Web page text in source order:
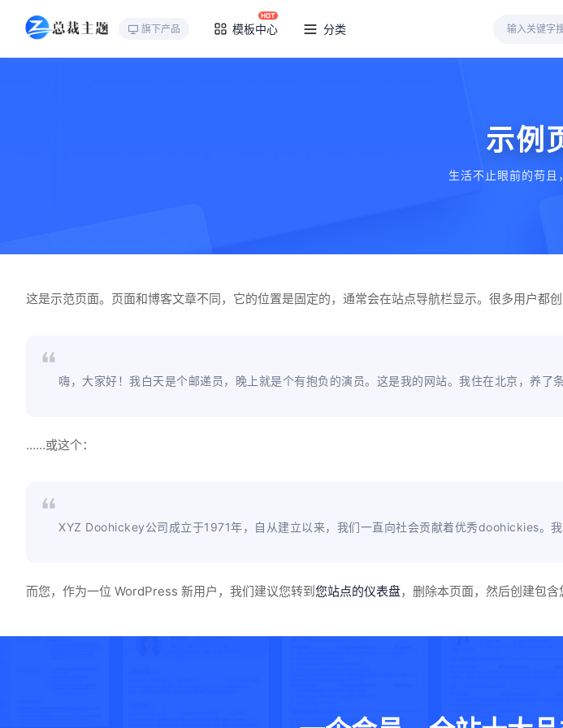
旗下产品 模板中心 分类
示例
生活不止眼前的苟且
这是示范页面。页面和博客文章不同，它的位置是固定的，通常会在站点导航栏显示。很多用户都创
嗨，大家好！我白天是个邮递员，晚上就是个有抱负的演员。这是我的网站。我住在北京，养了
……或这个：
XYZ Doohickey公司成立于1971年，自从建立以来，我们一直向社会贡献着优秀doohickies。
而您，作为一位 WordPress 新用户，我们建议您转到您站点的仪表盘，删除本页面，然后创建包含